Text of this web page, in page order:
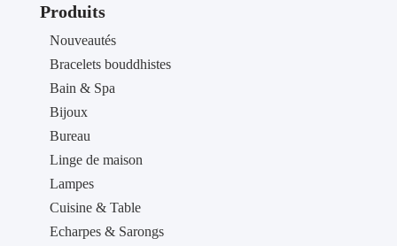
Produits
Nouveautés
Bracelets bouddhistes
Bain & Spa
Bijoux
Bureau
Linge de maison
Lampes
Cuisine & Table
Echarpes & Sarongs